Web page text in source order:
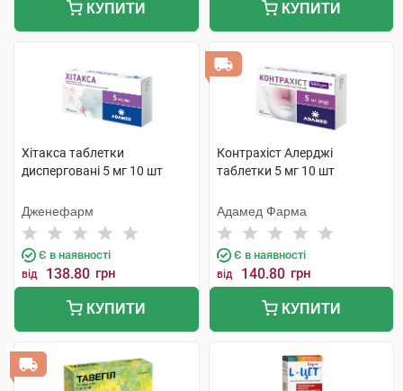
КУПИТИ КУПИТИ
Хітакса таблетки
дисперговані 5 мг 10 шт
Дженефарм
Є в наявності
від 138.80 грн
КУПИТИ
Контрахіст Алерджі
таблетки 5 мг 10 шт
Адамед Фарма
Є в наявності
від 140.80 грн
КУПИТИ